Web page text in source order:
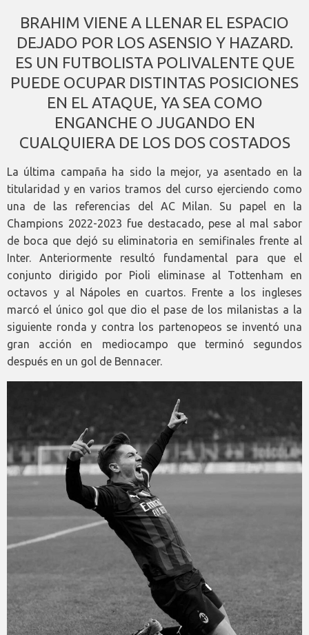
BRAHIM VIENE A LLENAR EL ESPACIO
DEJADO POR LOS ASENSIO Y HAZARD.
ES UN FUTBOLISTA POLIVALENTE QUE
PUEDE OCUPAR DISTINTAS POSICIONES
EN EL ATAQUE, YA SEA COMO
ENGANCHE O JUGANDO EN
CUALQUIERA DE LOS DOS COSTADOS
La última campaña ha sido la mejor, ya asentado en la
titularidad y en varios tramos del curso ejerciendo como
una de las referencias del AC Milan. Su papel en la
Champions 2022-2023 fue destacado, pese al mal sabor
de boca que dejó su eliminatoria en semifinales frente al
Inter. Anteriormente resultó fundamental para que el
conjunto dirigido por Pioli eliminase al Tottenham en
octavos y al Nápoles en cuartos. Frente a los ingleses
marcó el único gol que dio el pase de los milanistas a la
siguiente ronda y contra los partenopeos se inventó una
gran acción en mediocampo que terminó segundos
después en un gol de Bennacer.